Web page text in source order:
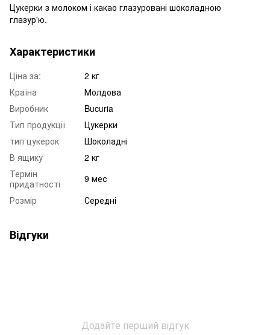
Цукерки з молоком і какао глазуровані шоколадною
глазур'ю.
Характеристики
Ціна за:
2 кг
Країна
Молдова
Виробник
Bucuria
Тип продукції
Цукерки
тип цукерок
Шоколадні
В ящику
2 кг
Термін
придатності
9 мес
Розмір
Середні
Відгуки
Додайте перший відгук